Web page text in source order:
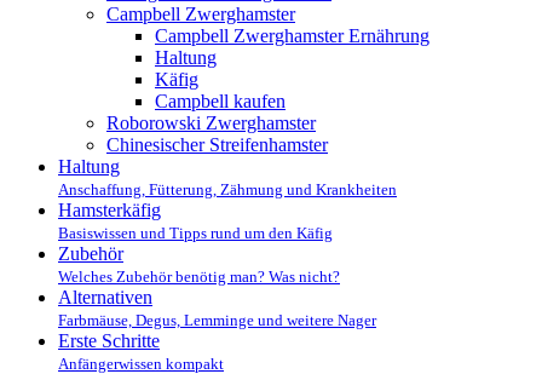
Campbell Zwerghamster
Campbell Zwerghamster Ernährung
Haltung
Käfig
Campbell kaufen
Roborowski Zwerghamster
Chinesischer Streifenhamster
Haltung
Anschaffung, Fütterung, Zähmung und Krankheiten
Hamsterkäfig
Basiswissen und Tipps rund um den Käfig
Zubehör
Welches Zubehör benötig man? Was nicht?
Alternativen
Farbmäuse, Degus, Lemminge und weitere Nager
Erste Schritte
Anfängerwissen kompakt